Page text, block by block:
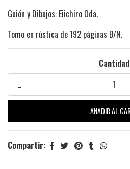
Guión y Dibujos: Eiichiro Oda.
Tomo en rústica de 192 páginas B/N.
Cantidad
-
Compartir: